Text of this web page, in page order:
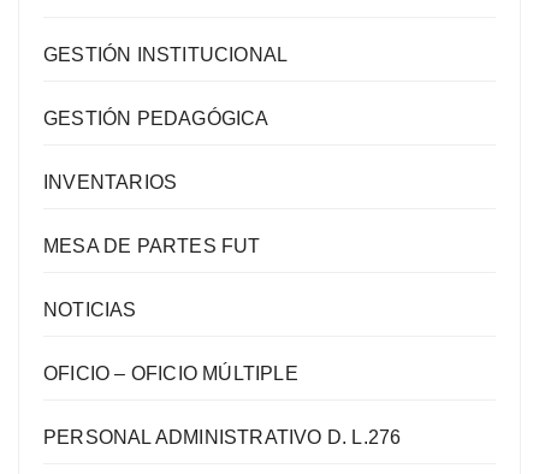
GESTIÓN INSTITUCIONAL
GESTIÓN PEDAGÓGICA
INVENTARIOS
MESA DE PARTES FUT
NOTICIAS
OFICIO – OFICIO MÚLTIPLE
PERSONAL ADMINISTRATIVO D. L.276